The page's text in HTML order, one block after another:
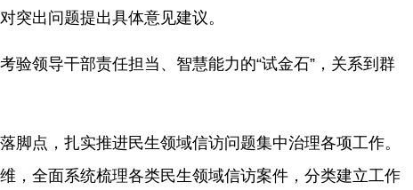
突出问题提出具体意见建议。
验领导干部责任担当、智慧能力的“试金石”，关系到群
点，扎实推进民生领域信访问题集中治理各项工作。
，全面系统梳理各类民生领域信访案件，分类建立工作